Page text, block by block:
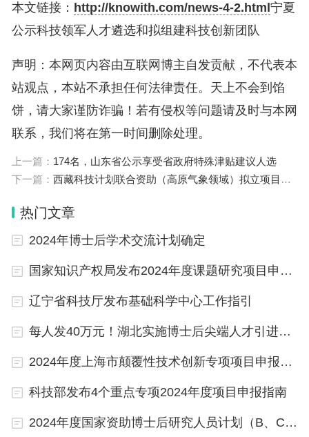
（此件公开发布）
附件下载：1.2023年自治区科技领军人才遴选名单.d
ocx
2.2023年拟批复组建自治区科技创新团队名单.docx
本文链接： http://knowith.com/news-4-2.html 宁夏
公示科技领军人才遴选和拟组建科技创新团队
声明：本网页内容由互联网博主自发贡献，不代表本
站观点，本站不承担任何法律责任。天上不会到馅
饼，请大家谨防诈骗！若有侵权等问题请及时与本网
联系，我们将在第一时间删除处理。
上一篇： 174名，山东省公示享受省政府特殊津贴建议人选
下一篇： 西藏科技计划联合资助（高原气象领域）拟立项目公示
热门文章
2024年博士后学术交流计划确定
国家知识产权局发布2024年度课题研究项目申报通知
辽宁省科技厅发布基础科学中心工作指引
每人发40万元！湖北实施博士后尖端人才引进项目
2024年度上海市颠覆性技术创新专项项目申报指引发布
科技部发布4个重点专项2024年度项目申报指南
2024年度国家资助博士后研究人员计划（B、C档）获选结果公布